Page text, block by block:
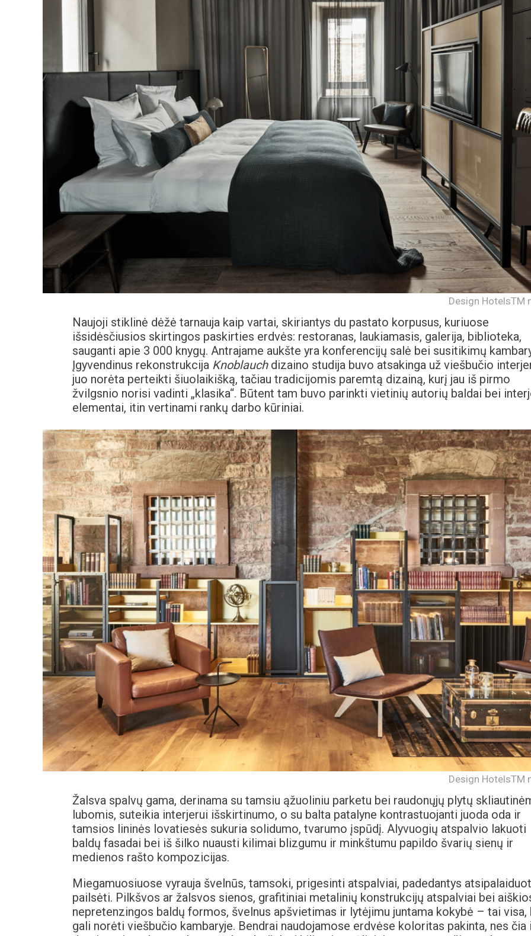
Design HotelsTM
Naujoji stiklinė dėžė tarnauja kaip vartai, skiriantys du pastato korpusus, kuriuose
išsidėsčiusios skirtingos paskirties erdvės: restoranas, laukiamasis, galerija, biblioteka,
sauganti apie 3 000 knygų. Antrajame aukšte yra konferencijų salė bei susitikimų
Įgyvendinus rekonstrukcija Knoblauch dizaino studija buvo atsakinga už viešbučio
juo norėta perteikti šiuolaikišką, tačiau tradicijomis paremtą dizainą, kurį jau iš pirmo
žvilgsnio norisi vadinti „klasika“. Būtent tam buvo parinkti vietinių autorių baldai bei
elementai, itin vertinami rankų darbo kūriniai.
Design HotelsTM
Žalsva spalvų gama, derinama su tamsiu ąžuoliniu parketu bei raudonųjų plytų
lubomis, suteikia interjerui išskirtinumo, o su balta patalyne kontrastuojanti juoda oda ir
tamsios lininės lovatiesės sukuria solidumo, tvarumo įspūdį. Alyvuogių atspalvio lakuoti
baldų fasadai bei iš šilko nuausti kilimai blizgumu ir minkštumu papildo švarių sienų ir
medienos rašto kompozicijas.
Miegamuosiuose vyrauja švelnūs, tamsoki, prigesinti atspalviai, padedantys
pailsėti. Pilkšvos ar žalsvos sienos, grafitiniai metalinių konstrukcijų atspalviai bei
nepretenzingos baldų formos, švelnus apšvietimas ir lytėjimu juntama kokybė – tai visa,
gali norėti viešbučio kambaryje. Bendrai naudojamose erdvėse koloritas pakinta, nes čia